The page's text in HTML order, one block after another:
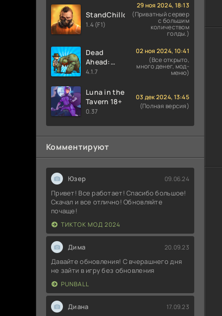
StandChillow
1.4 (F1)
29 ноя 2024, 18:13
(Приватный сервер
с большим
количеством
голды.)
Dead
Ahead:
Zombie
4.1.7
02 ноя 2024, 10:41
(Все открыто,
много денег, мод-
меню)
Luna in the
Tavern 18+
0.37
03 дек 2024, 13:45
(Полная версия)
Комментируют
Юзер 09.06.24
Привет! Все работает! Спасибо большое!
Скачал и все отлично! Обновляйте
почаще!
ТИКТОК МОД 2024
Дима 20.09.23
Давайте обновления! С вчерашнего дня
не зайти в игру без обновления
PUNBALL
Диана 17.09.23